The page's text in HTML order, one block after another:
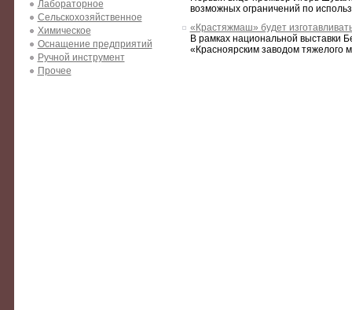
Лабораторное
Сельскохозяйственное
Химическое
Оснащение предприятий
Ручной инструмент
Прочее
возможных ограничений по
«Крастяжмаш» будет
В рамках национальной выставки
«Красноярским заводом тяжелого